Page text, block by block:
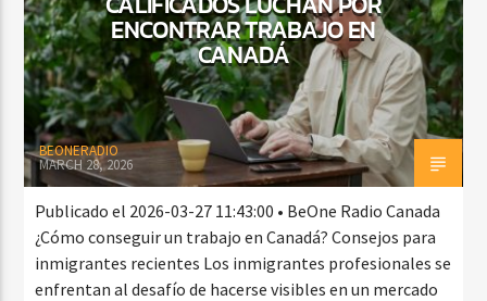
ENCONTRAR TRABAJO EN
CANADÁ
BEONERADIO
MARCH 28, 2026
Publicado el 2026-03-27 11:43:00 • BeOne Radio Canada
¿Cómo conseguir un trabajo en Canadá? Consejos para
inmigrantes recientes Los inmigrantes profesionales se
enfrentan al desafío de hacerse visibles en un mercado